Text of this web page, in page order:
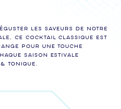
les saveurs de notre
ce cocktail classique est
pour une touche
saison estivale
Tonique.